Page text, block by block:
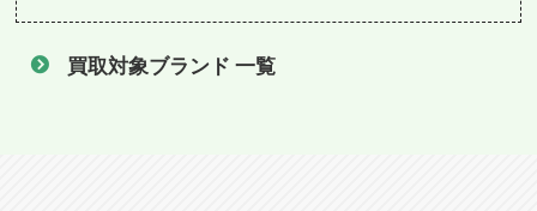
買取対象ブランド 一覧